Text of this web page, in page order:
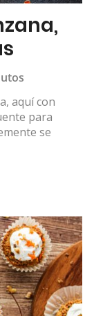
aquí con
para
se